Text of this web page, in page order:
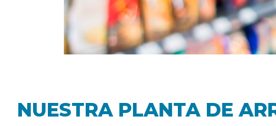
NUESTRA PLANTA DE